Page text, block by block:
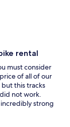
rental
must consider
of all of our
this tracks
not work.
strong
which is
frequently due